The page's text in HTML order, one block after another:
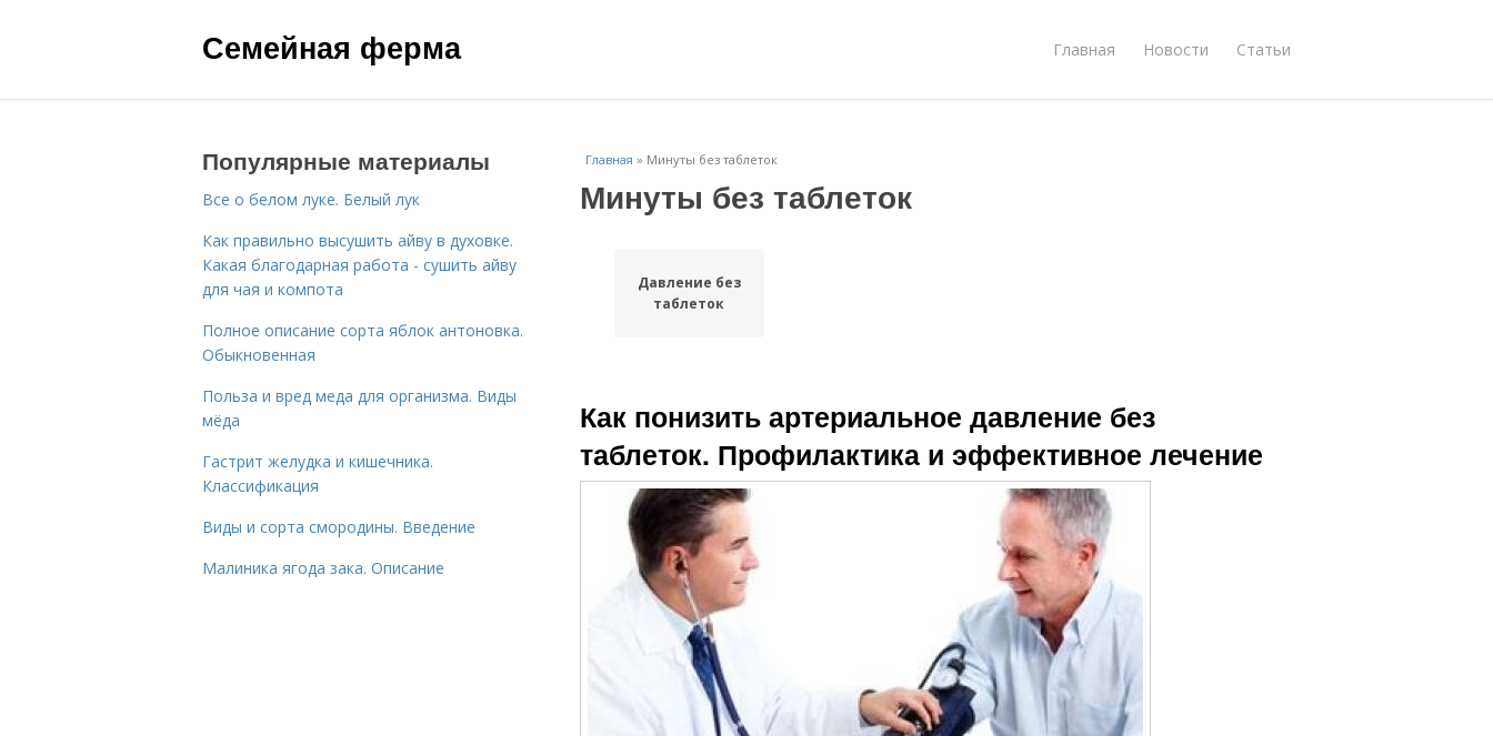
Семейная ферма Главная Новости Статьи
Главная » Минуты без таблеток
Минуты без таблеток
Давление без
таблеток
Как понизить артериальное давление без
таблеток. Профилактика и эффективное лечение
Популярные материалы
Все о белом луке. Белый лук
Как правильно высушить айву в духовке.
Какая благодарная работа - сушить айву
для чая и компота
Полное описание сорта яблок антоновка.
Обыкновенная
Польза и вред меда для организма. Виды
мёда
Гастрит желудка и кишечника.
Классификация
Виды и сорта смородины. Введение
Малиника ягода зака. Описание